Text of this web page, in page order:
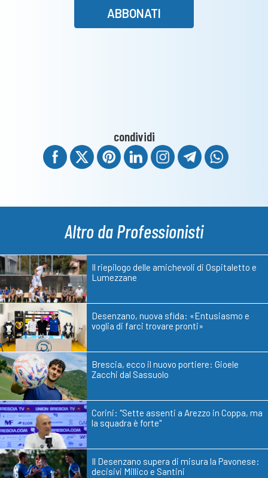
ABBONATI
condividi
Altro da Professionisti
Il riepilogo delle amichevoli di Ospitaletto e
Lumezzane
Desenzano, nuova sfida: «Entusiasmo e
voglia di farci trovare pronti»
Brescia, ecco il nuovo portiere: Gioele
Zacchi dal Sassuolo
Corini: "Sette assenti a Arezzo in Coppa, ma
la squadra è forte"
Il Desenzano supera di misura la Pavonese:
decisivi Millico e Santini